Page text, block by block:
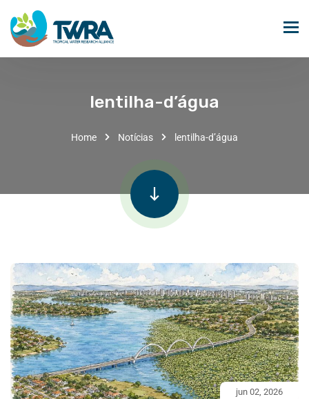
lentilha-d’água
Home Notícias lentilha-d’água
jun 02, 2026